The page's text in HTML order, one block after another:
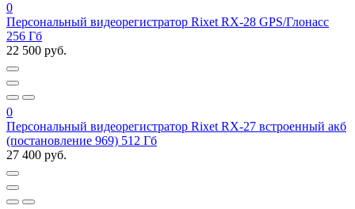
0
Персональный видеорегистратор Rixet RX-28 GPS/Глонасс
256 Гб
22 500 руб.
0
Персональный видеорегистратор Rixet RX-27 встроенный акб
(постановление 969) 512 Гб
27 400 руб.